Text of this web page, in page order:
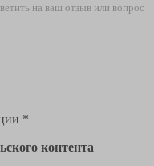
на ваш отзыв или вопрос
*
контента